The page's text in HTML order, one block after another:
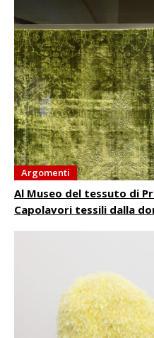
Argomenti
Al Museo del tessuto di
Capolavori tessili dalla